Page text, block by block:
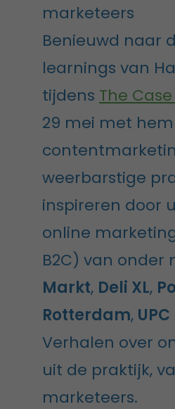
marketeers
Benieuwd naar
learnings van
tijdens The
29 mei met
weerbarstige
inspireren door
online
B2C) van onder
Markt, Deli XL,
Rotterdam, UPC
Verhalen over
uit de praktijk,
marketeers.